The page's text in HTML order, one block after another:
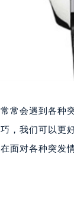
常会遇到各种
，我们可以更
面对各种突发